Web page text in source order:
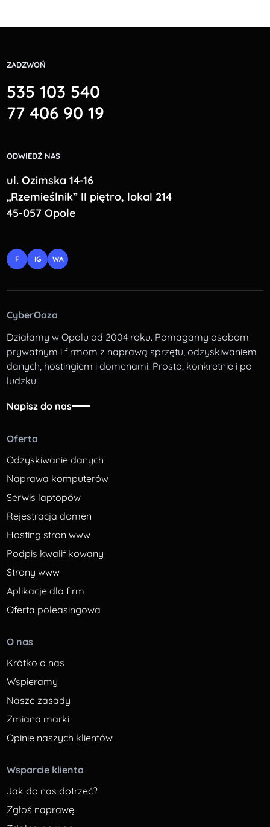
ZADZWOŃ
535 103 540
77 406 90 19
ODWIEDŹ NAS
ul. Ozimska 14-16
„Rzemieślnik” II piętro, lokal 214
45-057 Opole
F IG WA
CyberOaza
Działamy w Opolu od 2004 roku. Pomagamy osobom
prywatnym i firmom z naprawą sprzętu, odzyskiwaniem
danych, hostingiem i domenami. Prosto, konkretnie i po
ludzku.
Napisz do nas
Oferta
Odzyskiwanie danych
Naprawa komputerów
Serwis laptopów
Rejestracja domen
Hosting stron www
Podpis kwalifikowany
Strony www
Aplikacje dla firm
Oferta poleasingowa
O nas
Krótko o nas
Wspieramy
Nasze zasady
Zmiana marki
Opinie naszych klientów
Wsparcie klienta
Jak do nas dotrzeć?
Zgłoś naprawę